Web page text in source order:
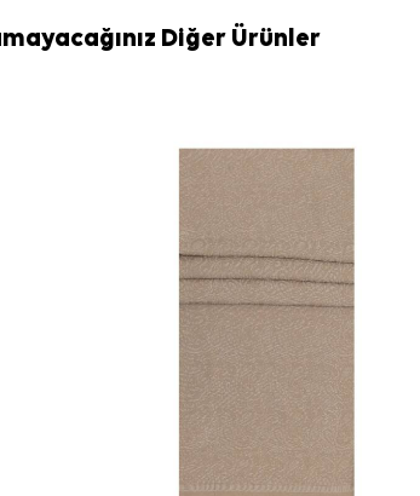
Yıkama ve bakım için
Bu şalın materyali nedir?
Şalın rengi nasıldır?
Hangi kombinlerle
Bu model hangi forma
Diğer Ürünler